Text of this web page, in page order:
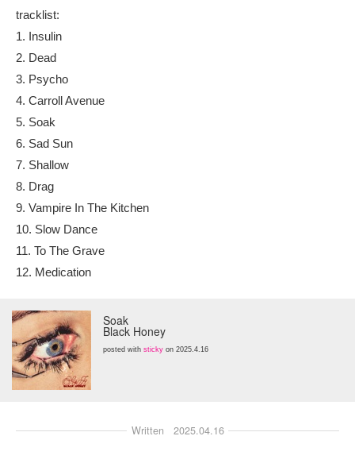
tracklist:
1. Insulin
2. Dead
3. Psycho
4. Carroll Avenue
5. Soak
6. Sad Sun
7. Shallow
8. Drag
9. Vampire In The Kitchen
10. Slow Dance
11. To The Grave
12. Medication
Soak
Black Honey
posted with sticky on 2025.4.16
Written 2025.04.16